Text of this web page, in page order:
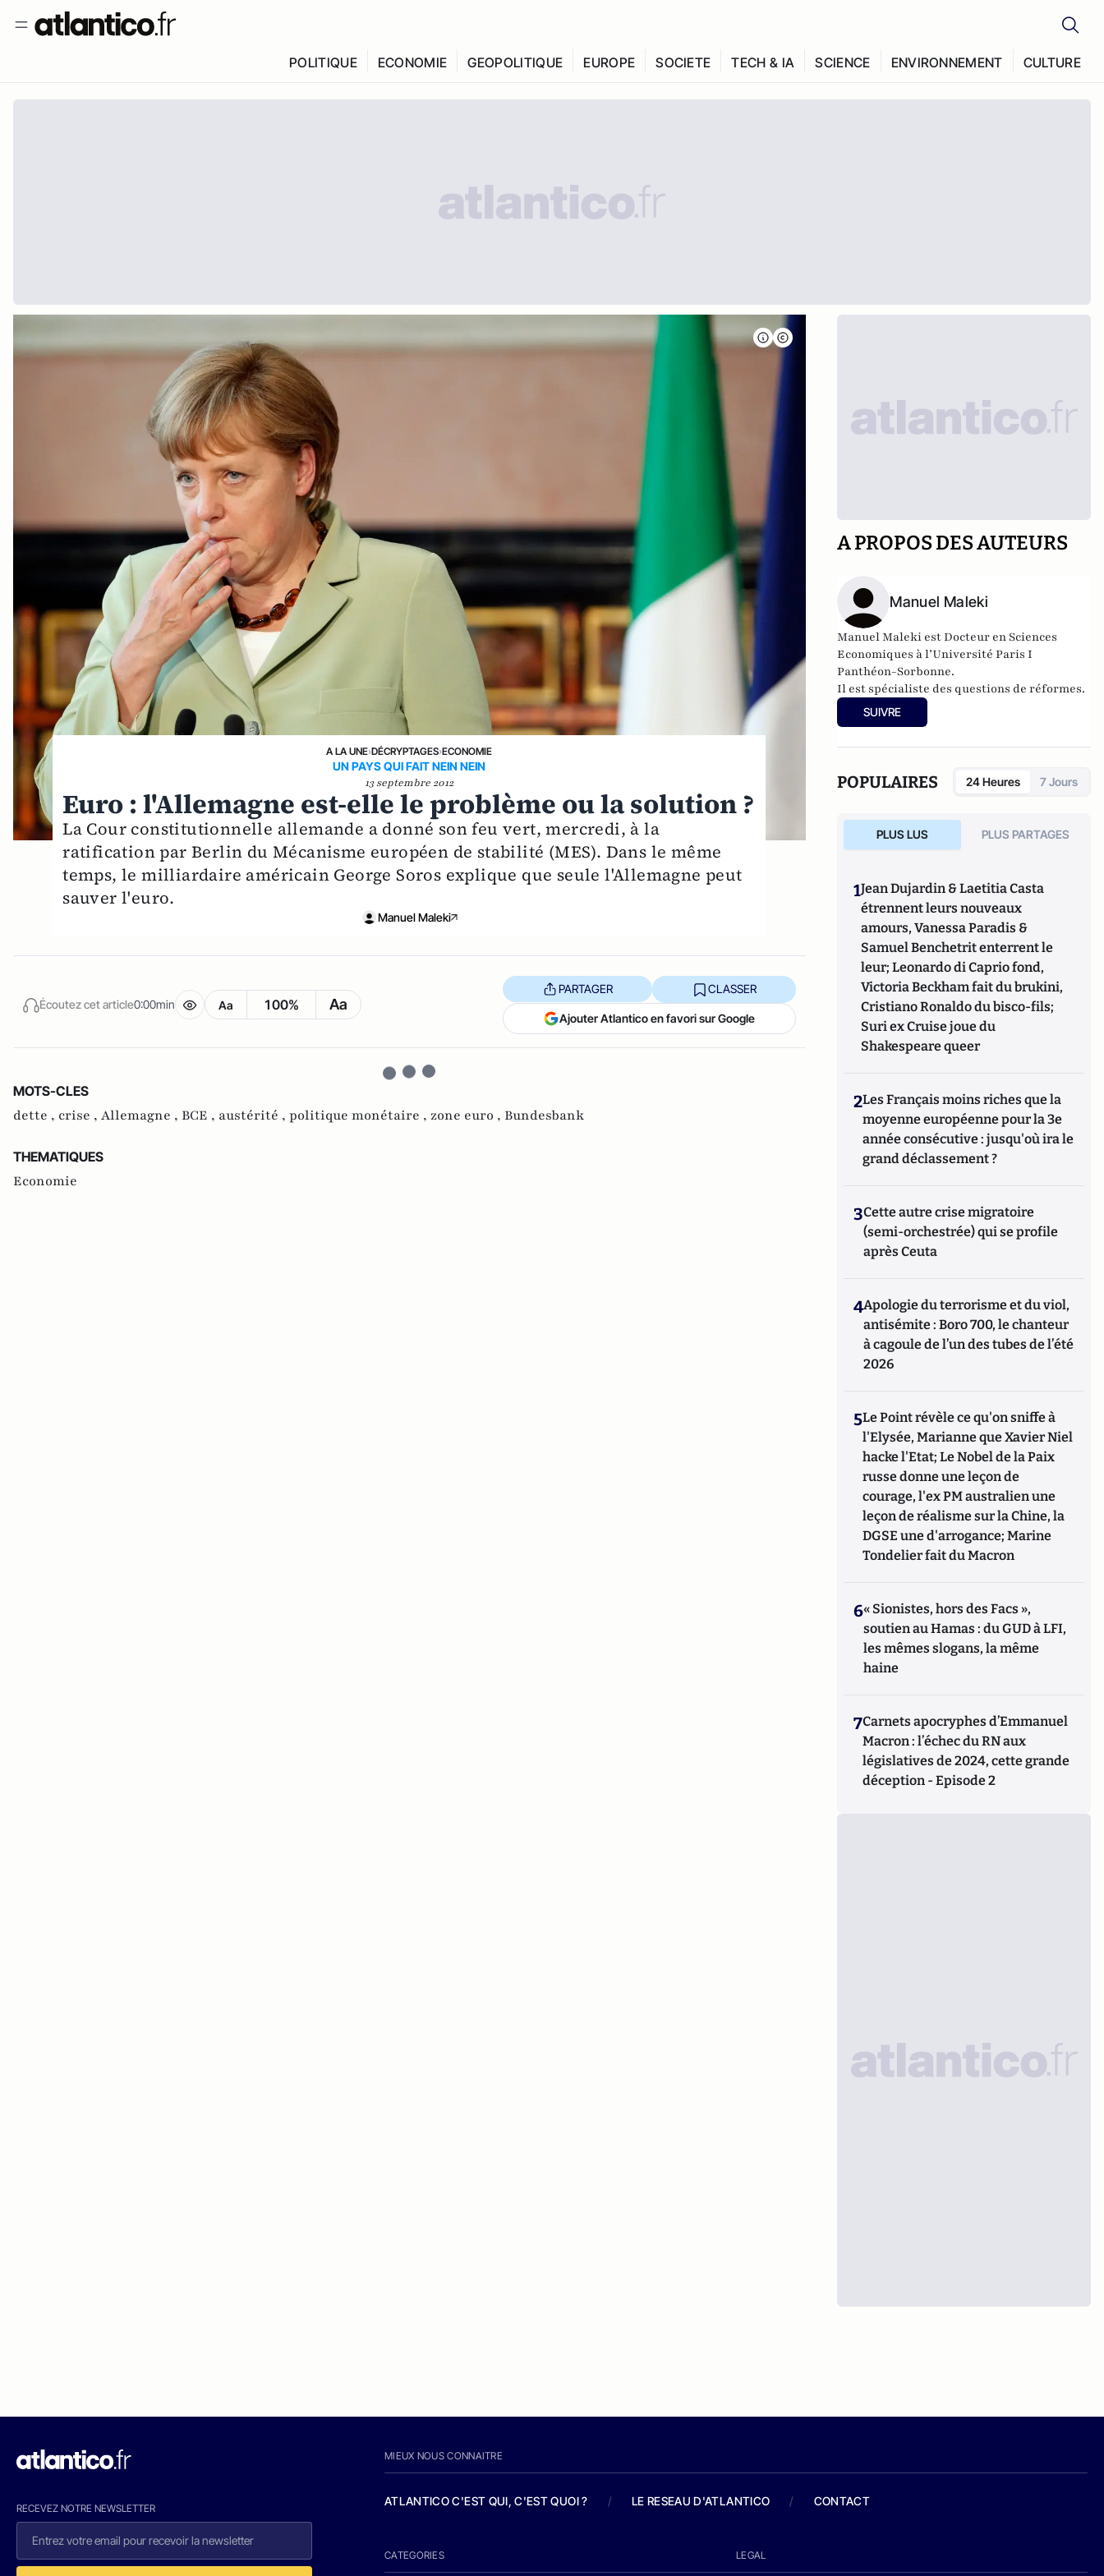
POLITIQUE ECONOMIE GEOPOLITIQUE EUROPE SOCIETE TECH & IA SCIENCE ENVIRONNEMENT CULTURE
A LA UNE›DÉCRYPTAGES›ECONOMIE
UN PAYS QUI FAIT NEIN NEIN
13 septembre 2012
Euro : l'Allemagne est-elle le problème ou la solution ?
La Cour constitutionnelle allemande a donné son feu vert, mercredi, à la
ratification par Berlin du Mécanisme européen de stabilité (MES). Dans le même
temps, le milliardaire américain George Soros explique que seule l'Allemagne peut
sauver l'euro.
Manuel Maleki
Écoutez cet article0:00min Aa 100% Aa
PARTAGER CLASSER
Ajouter Atlantico en favori sur Google
MOTS-CLES
dette , crise , Allemagne , BCE , austérité , politique monétaire , zone euro , Bundesbank
THEMATIQUES
Economie
A PROPOS DES AUTEURS
Manuel Maleki
Manuel Maleki est Docteur en Sciences
Economiques à l’Université Paris I
Panthéon-Sorbonne.
Il est spécialiste des questions de réformes.
Il a travaillé à Londres dans une grande
institution financière avant de rejoindre les
Il s'exprime sur Atlantico à titre personnel.
SUIVRE
POPULAIRES 24 Heures 7 Jours
PLUS LUS PLUS PARTAGES
1Jean Dujardin & Laetitia Casta
étrennent leurs nouveaux
amours, Vanessa Paradis &
Samuel Benchetrit enterrent le
leur; Leonardo di Caprio fond,
Victoria Beckham fait du brukini,
Cristiano Ronaldo du bisco-fils;
Suri ex Cruise joue du
Shakespeare queer
2Les Français moins riches que la
moyenne européenne pour la 3e
année consécutive : jusqu'où ira le
grand déclassement ?
3Cette autre crise migratoire
(semi-orchestrée) qui se profile
après Ceuta
4Apologie du terrorisme et du viol,
antisémite : Boro 700, le chanteur
à cagoule de l’un des tubes de l’été
2026
5Le Point révèle ce qu'on sniffe à
l'Elysée, Marianne que Xavier Niel
hacke l'Etat; Le Nobel de la Paix
russe donne une leçon de
courage, l'ex PM australien une
leçon de réalisme sur la Chine, la
DGSE une d'arrogance; Marine
Tondelier fait du Macron
6« Sionistes, hors des Facs »,
soutien au Hamas : du GUD à LFI,
les mêmes slogans, la même
haine
7Carnets apocryphes d’Emmanuel
Macron : l’échec du RN aux
législatives de 2024, cette grande
déception - Episode 2
RECEVEZ NOTRE NEWSLETTER
MIEUX NOUS CONNAITRE
ATLANTICO C'EST QUI, C'EST QUOI ? / LE RESEAU D'ATLANTICO / CONTACT
CATEGORIES LEGAL